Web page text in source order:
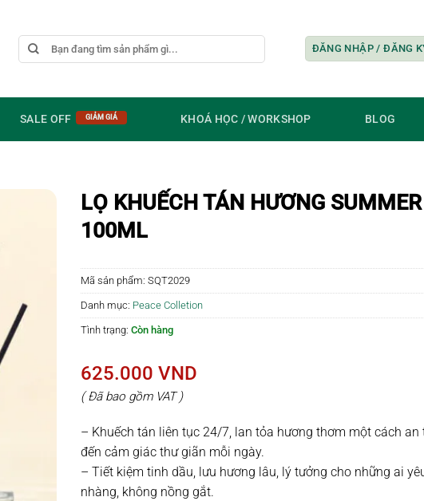
Tìm
kiếm:
ĐĂNG NHẬP / ĐĂNG
SALE OFF KHOÁ HỌC / WORKSHOP BLOG
LỌ KHUẾCH TÁN HƯƠNG
100ML
Mã sản phẩm: SQT2029
Danh mục: Peace Colletion
Tình trạng: Còn hàng
625.000 VND
( Đã bao gồm VAT )
– Khuếch tán liên tục 24/7, lan tỏa hương thơm một cách an
đến cảm giác thư giãn mỗi ngày.
– Tiết kiệm tinh dầu, lưu hương lâu, lý tưởng cho những ai
nhàng, không nồng gắt.